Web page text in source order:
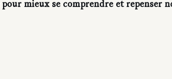
mieux se comprendre et repenser